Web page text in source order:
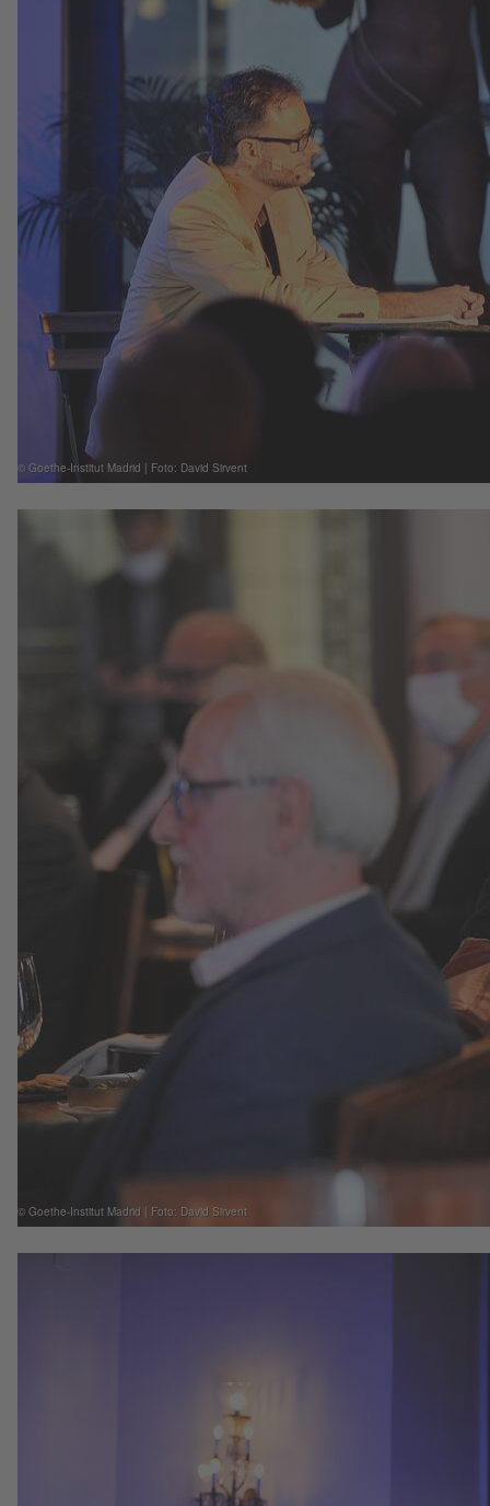
© Goethe-Institut Madrid | Foto: David Sirvent
© Goethe-Institut Madrid | Foto: David Sirvent